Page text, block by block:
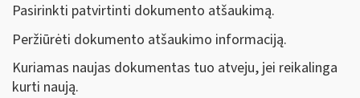
Pasirinkti patvirtinti dokumento atšaukimą.
Peržiūrėti dokumento atšaukimo informaciją.
Kuriamas naujas dokumentas tuo atveju, jei reikalinga
kurti naują.